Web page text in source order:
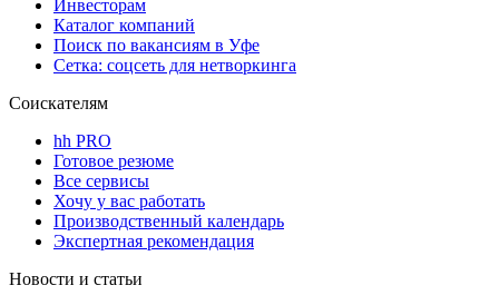
Инвесторам
Каталог компаний
Поиск по вакансиям в Уфе
Сетка: соцсеть для нетворкинга
Соискателям
hh PRO
Готовое резюме
Все сервисы
Хочу у вас работать
Производственный календарь
Экспертная рекомендация
Новости и статьи